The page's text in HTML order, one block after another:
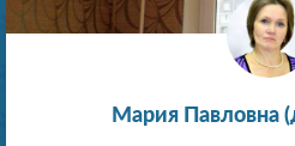
Мария Павловна